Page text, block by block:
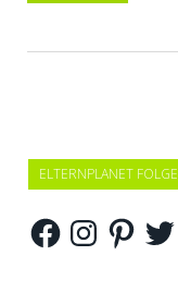
ELTERNPLANET
FacebookInstagramPinterest